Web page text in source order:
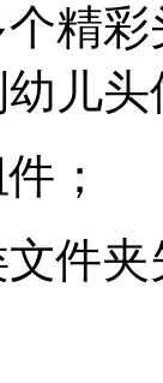
精
儿头
；
件